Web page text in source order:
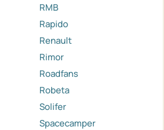
RMB
Rapido
Renault
Rimor
Roadfans
Robeta
Solifer
Spacecamper